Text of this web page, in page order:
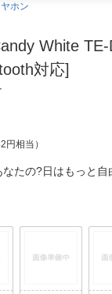
す
せ
ホン
White
対応]
円相当）
なたの?日はもっ